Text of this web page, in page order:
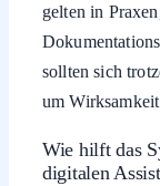
gelten in
sollten sich
um
Wie hilft das
digitalen